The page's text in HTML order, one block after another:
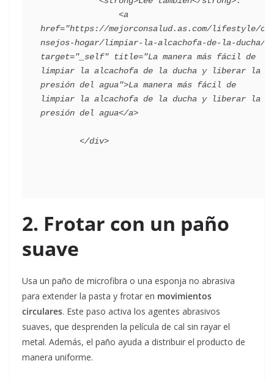
href="https://mejorconsalud.as.com/lifestyle/co
nsejos-hogar/limpiar-la-alcachofa-de-la-ducha/"
target="_self" title="La manera más fácil de
limpiar la alcachofa de la ducha y liberar la
presión del agua">La manera más fácil de
limpiar la alcachofa de la ducha y liberar la
presión del agua</a>
2. Frotar con un paño
suave
Usa un paño de microfibra o una esponja no abrasiva
para extender la pasta y frotar en movimientos
circulares. Este paso activa los agentes abrasivos
suaves, que desprenden la película de cal sin rayar el
metal. Además, el paño ayuda a distribuir el producto de
manera uniforme.